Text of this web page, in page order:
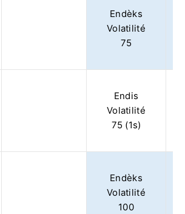
Endèks
Volatilité
75
Endis
Volatilité
75 (1s)
Endèks
Volatilité
100